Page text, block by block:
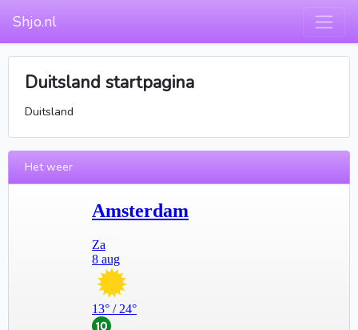
Shjo.nl
Duitsland startpagina
Duitsland
Het weer